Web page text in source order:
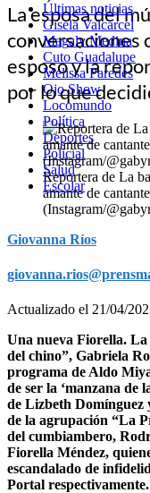
Últimas noticias
Gisela Valcarcel
Magaly Medina
Cuto Guadalupe
Melissa Paredes
Ojo Show
Locomundo
Política
Deportes
Policial
Salud
Escolar
La esposa del
conversaciones
esposo y la
por lo que
Reportera de La
amante de
(Instagram/
Giovanna Ríos
Actualizado el 21/04/
Una nueva Fiorella.
del chino”, Gabriela
programa de Aldo
de ser la ‘manzana de
de Lizbeth Domínguez
de la agrupación “La
del cumbiambero,
Fiorella Méndez,
escandalado de
Portal respectivamente.